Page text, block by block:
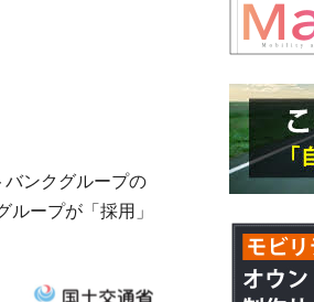
ンクグループの
ープが「採用」